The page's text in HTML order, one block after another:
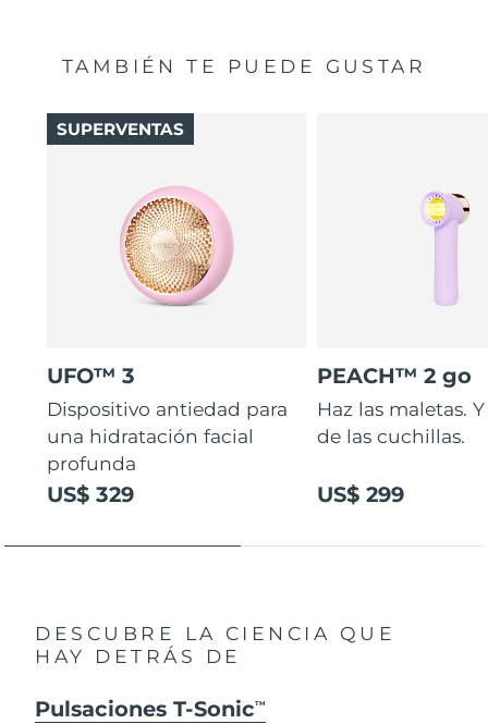
TAMBIÉN TE PUEDE GUSTAR
UFO™ 3
Dispositivo antiedad para
una hidratación facial
profunda
US$ 329
SUPERVENTAS
PEACH™ 2 go
Haz las maletas.
de las cuchillas.
US$ 299
DESCUBRE LA CIENCIA QUE
HAY DETRÁS DE
Pulsaciones T-SonicTM